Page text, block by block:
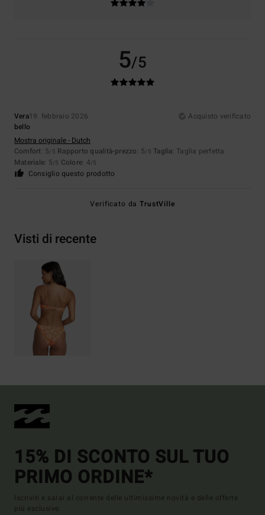
5/5
Vera19. febbraio 2026
Acquisto verificato
bello
Mostra originale - Dutch
Comfort: 5/5 Rapporto qualità-prezzo: 5/5 Taglia: Taglia perfetta
Materiale: 5/5 Colore: 4/5
Consiglio questo prodotto
Verificato daTrustVille
Visti di recente
15% DI SCONTO SUL TUO
PRIMO ORDINE*
Iscriviti e sarai al corrente delle ultimissime novità e delle offerte
più esclusive.